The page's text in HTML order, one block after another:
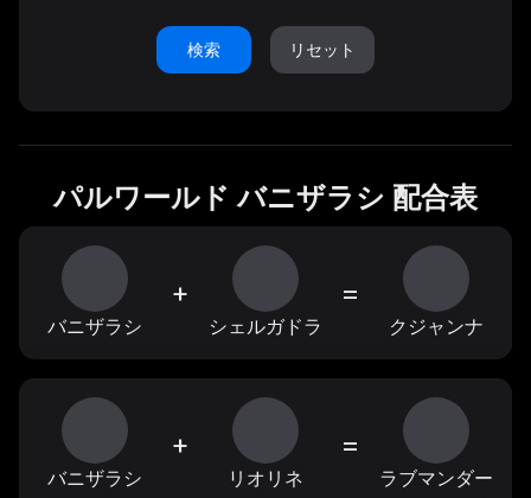
検索 リセット
パルワールド バニザラシ 配合表
バニザラシ
+
シェルガドラ
=
クジャンナ
バニザラシ
+
リオリネ
=
ラブマンダー